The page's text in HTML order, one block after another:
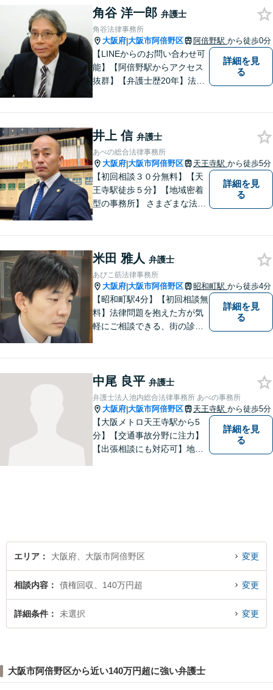
角谷 洋一郎 弁護士
角谷法律事務所
大阪府|大阪市阿倍野区 阿倍野駅 から徒歩0分
【LINEからのお問い合わせ可
能】【阿倍野駅からアクセス
抜群】【弁護士歴20年】法テ
トップ対応が強み！交通事故
／遺産分割／離婚／債務整理
／その他
詳細を見
る
井上 信 弁護士
あべの総合法律事務所
大阪府|大阪市阿倍野区 天王寺駅 から徒歩5分
【初回相談３０分無料】【天
王寺駅徒歩５分】【地域密着
型の事務所】 さまざまな法律
相続、インターネット上のト
ラブルに注力！！
詳細を見
る
米田 雅人 弁護士
あびこ筋法律事務所
大阪府|大阪市阿倍野区 昭和町駅 から徒歩4分
【昭和町駅4分】【初回相談無
料】法律問題を抱えた方が気
軽にご相談できる、街の診療
い分野に対応しております。
お気軽にご相談ください。
【夜間・休日対応可】
詳細を見
る
中尾 良平 弁護士
弁護士法人池内総合法律事務所 あべの事務所
大阪府|大阪市阿倍野区 天王寺駅 から徒歩5分
【大阪メトロ天王寺駅から5
分】【交通事故分野に注力】
【出張相談にも対応可】地元
詳細を見
る
エリア 大阪府、大阪市阿倍野区 変更
相談内容 債権回収、140万円超 変更
詳細条件 未選択 変更
大阪市阿倍野区から近い140万円超に強い弁護士